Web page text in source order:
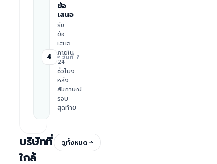
4
ข้อ
เสนอ
รับ
ข้อ
เสนอ
ภายใน
24
ชั่วโมง
หลัง
สัมภาษณ์
รอบ
สุดท้าย
≈ วันที่ 7
บริษัทที่
ใกล้
ดูทั้งหมด